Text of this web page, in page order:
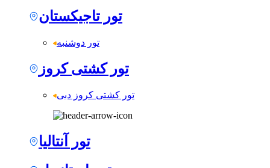
تور تاجیکستان
تور دوشنبه
تور کشتی کروز
تور کشتی کروز دبی
تور آنتالیا